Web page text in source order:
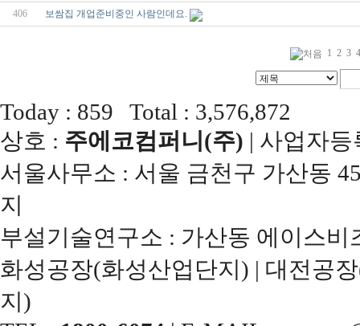
406 보쌈집 개업준비중인 사람인데요.
1 2 3 4
Today : 859 Total : 3,576,872
상호 : 주에코컴퍼니(주) | 사업자등
서울사무소 : 서울 금천구 가산동
지
부설기술연구소 : 가산동 에이스비
화성공장(화성산업단지) | 대전공
지)